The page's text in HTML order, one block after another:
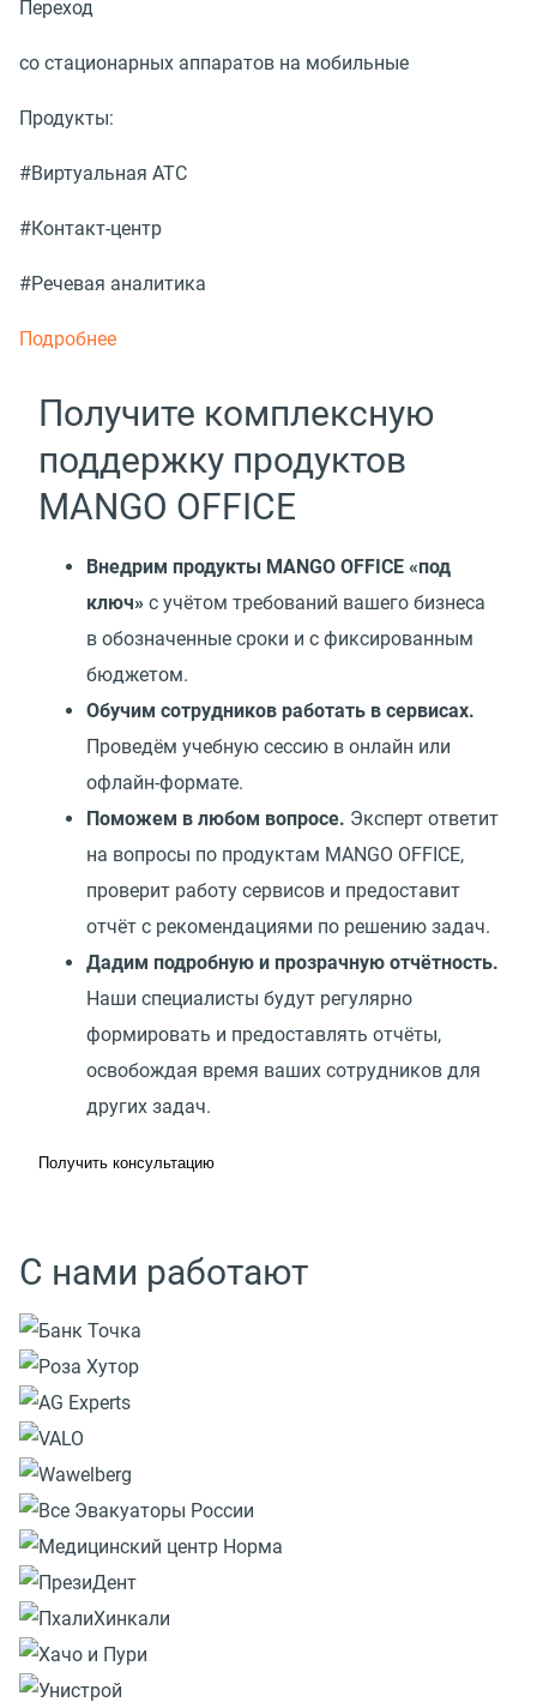
Переход
со стационарных аппаратов на мобильные
Продукты:
#Виртуальная АТС
#Контакт-центр
#Речевая аналитика
Подробнее
Получите комплексную
поддержку продуктов
MANGO OFFICE
Внедрим продукты MANGO OFFICE «под
ключ» с учётом требований вашего бизнеса
в обозначенные сроки и с фиксированным
бюджетом.
Обучим сотрудников работать в сервисах.
Проведём учебную сессию в онлайн или
офлайн-формате.
Поможем в любом вопросе. Эксперт ответит
на вопросы по продуктам MANGO OFFICE,
проверит работу сервисов и предоставит
отчёт с рекомендациями по решению задач.
Дадим подробную и прозрачную отчётность.
Наши специалисты будут регулярно
формировать и предоставлять отчёты,
освобождая время ваших сотрудников для
других задач.
Получить консультацию
С нами работают